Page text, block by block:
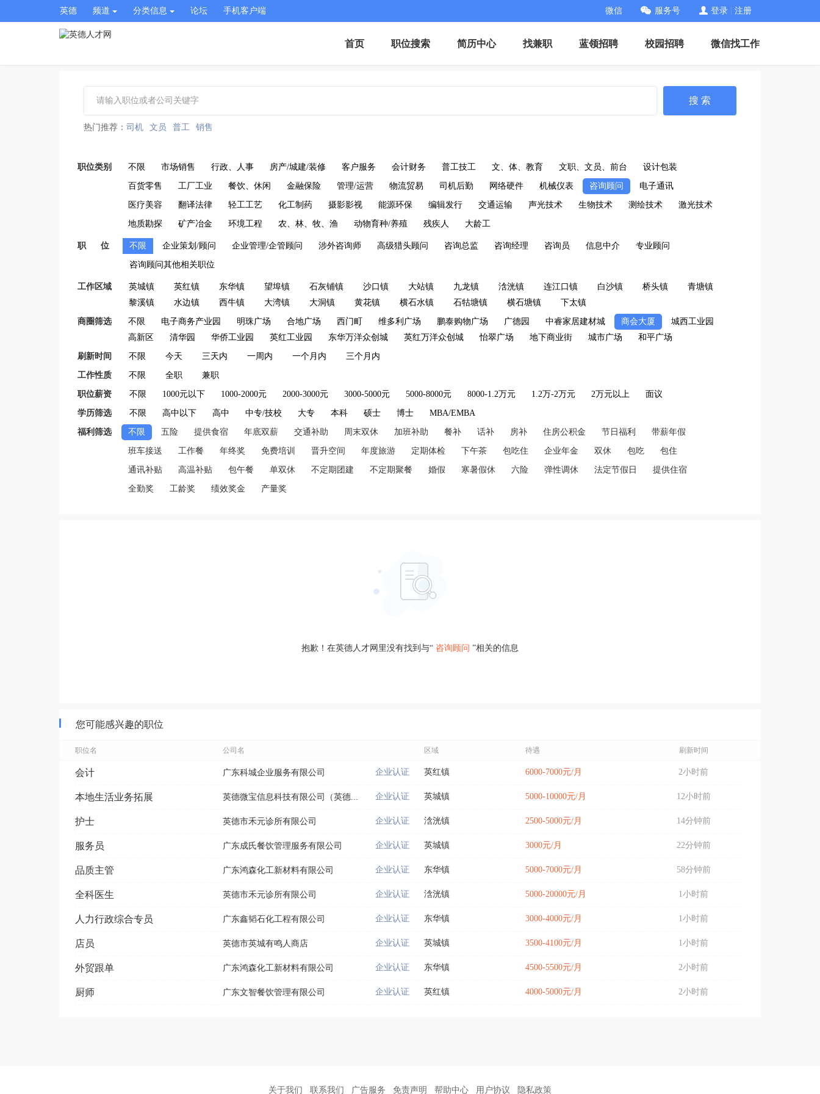
英德 频道 分类信息 论坛 手机客户端 微信 服务号 登录 注册
首页 职位搜索 简历中心 找兼职 蓝领招聘 校园招聘 微信找工作
搜 索
热门推荐： 司机 文员 普工 销售
职位类别 不限 市场销售 行政、人事 房产/城建/装修 客户服务 会计财务 普工技工 文、体、教育 文职、文员、前台 设计包装
百货零售 工厂工业 餐饮、休闲 金融保险 管理/运营 物流贸易 司机后勤 网络硬件 机械仪表 咨询顾问 电子通讯
医疗美容 翻译法律 轻工工艺 化工制药 摄影影视 能源环保 编辑发行 交通运输 声光技术 生物技术 测绘技术 激光技术
地质勘探 矿产冶金 环境工程 农、林、牧、渔 动物育种/养殖 残疾人 大龄工
职 位 不限 企业策划/顾问 企业管理/企管顾问 涉外咨询师 高级猎头顾问 咨询总监 咨询经理 咨询员 信息中介 专业顾问
咨询顾问其他相关职位
工作区域 英城镇 英红镇 东华镇 望埠镇 石灰铺镇 沙口镇 大站镇 九龙镇 浛洸镇 连江口镇 白沙镇 桥头镇
青塘镇
黎溪镇
水边镇 西牛镇 大湾镇 大洞镇 黄花镇 横石水镇 石牯塘镇 横石塘镇 下太镇
商圈筛选 不限 电子商务产业园 明珠广场 合地广场 西门町 维多利广场 鹏泰购物广场 广德园 中睿家居建材城 商会大厦
城西工业园
高新区
清华园 华侨工业园 英红工业园 东华万洋众创城 英红万洋众创城 怡翠广场 地下商业街 城市广场 和平广场
刷新时间 不限 今天 三天内 一周内 一个月内 三个月内
工作性质 不限 全职 兼职
职位薪资 不限 1000元以下 1000-2000元 2000-3000元 3000-5000元 5000-8000元 8000-1.2万元 1.2万-2万元 2万元以上 面议
学历筛选 不限 高中以下 高中 中专/技校 大专 本科 硕士 博士 MBA/EMBA
福利筛选 不限 五险 提供食宿 年底双薪 交通补助 周末双休 加班补助 餐补 话补 房补 住房公积金 节日福利 带薪年假
班车接送 工作餐 年终奖 免费培训 晋升空间 年度旅游 定期体检 下午茶 包吃住 企业年金 双休 包吃 包住
通讯补贴 高温补贴 包午餐 单双休 不定期团建 不定期聚餐 婚假 寒暑假休 六险 弹性调休 法定节假日 提供住宿
全勤奖 工龄奖 绩效奖金 产量奖
抱歉！在英德人才网里没有找到与“ 咨询顾问 ”相关的信息
您可能感兴趣的职位
职位名 公司名 区域 待遇 刷新时间
会计 广东科城企业服务有限公司 企业认证 英红镇 6000-7000元/月 2小时前
本地生活业务拓展 英德微宝信息科技有限公司（英德... 企业认证 英城镇 5000-10000元/月 12小时前
护士 英德市禾元诊所有限公司 企业认证 浛洸镇 2500-5000元/月 14分钟前
服务员 广东成氏餐饮管理服务有限公司 企业认证 英城镇 3000元/月 22分钟前
品质主管 广东鸿森化工新材料有限公司 企业认证 东华镇 5000-7000元/月 58分钟前
全科医生 英德市禾元诊所有限公司 企业认证 浛洸镇 5000-20000元/月 1小时前
人力行政综合专员 广东鑫韬石化工程有限公司 企业认证 东华镇 3000-4000元/月 1小时前
店员 英德市英城有鸣人商店 企业认证 英城镇 3500-4100元/月 1小时前
外贸跟单 广东鸿森化工新材料有限公司 企业认证 东华镇 4500-5500元/月 2小时前
厨师 广东文智餐饮管理有限公司 企业认证 英红镇 4000-5000元/月 2小时前
关于我们 联系我们 广告服务 免责声明 帮助中心 用户协议 隐私政策